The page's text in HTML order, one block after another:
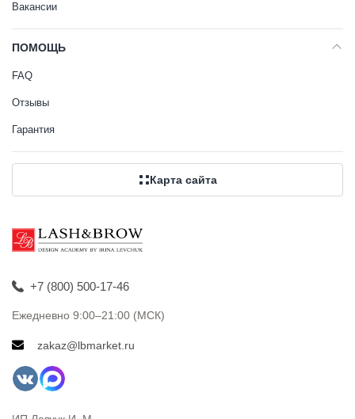
+7 (800) 500-17-46
Ежедневно 9:00–21:00 (МСК)
zakaz@lbmarket.ru
Вакансии
ПОМОЩЬ
FAQ
Отзывы
Гарантия
Карта сайта